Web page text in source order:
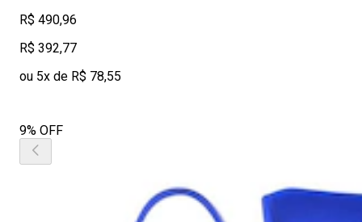
R$ 490,96
R$ 392,77
ou 5x de R$ 78,55
9% OFF